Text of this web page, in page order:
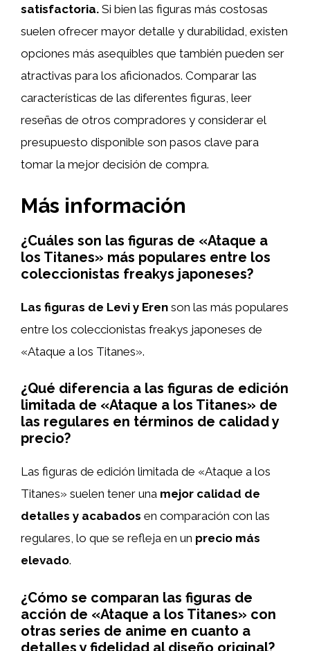
satisfactoria. Si bien las figuras más costosas
suelen ofrecer mayor detalle y durabilidad, existen
opciones más asequibles que también pueden ser
atractivas para los aficionados. Comparar las
características de las diferentes figuras, leer
reseñas de otros compradores y considerar el
presupuesto disponible son pasos clave para
tomar la mejor decisión de compra.
Más información
¿Cuáles son las figuras de «Ataque a
los Titanes» más populares entre los
coleccionistas freakys japoneses?
Las figuras de Levi y Eren son las más populares
entre los coleccionistas freakys japoneses de
«Ataque a los Titanes».
¿Qué diferencia a las figuras de edición
limitada de «Ataque a los Titanes» de
las regulares en términos de calidad y
precio?
Las figuras de edición limitada de «Ataque a los
Titanes» suelen tener una mejor calidad de
detalles y acabados en comparación con las
regulares, lo que se refleja en un precio más
elevado.
¿Cómo se comparan las figuras de
acción de «Ataque a los Titanes» con
otras series de anime en cuanto a
detalles y fidelidad al diseño original?